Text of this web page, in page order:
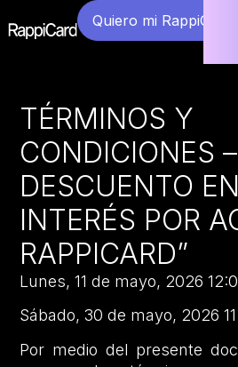
Quiero mi RappiCard
TÉRMINOS Y
CONDICIONES
DESCUENTO
INTERÉS POR
RAPPICARD”
Lunes, 11 de mayo, 2026
Sábado, 30 de mayo, 2026
Por medio del presente